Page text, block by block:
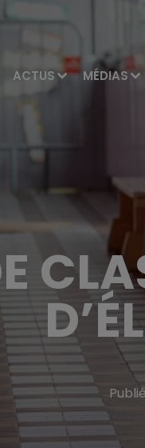
ACTUS MÉDIAS